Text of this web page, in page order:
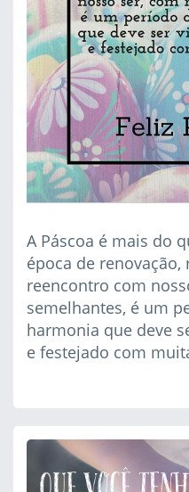
A Páscoa é mais do
época de renovação,
reencontro com
semelhantes, é um
harmonia que deve
e festejado com